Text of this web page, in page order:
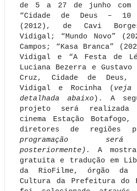
de 5 a 27 de junho com
“Cidade de Deus – 10
(2012), de Cavi
Vidigal; “Mundo Novo”
Campos; “Kasa Branca”
Vidigal e “A Festa de
Luciana Bezerra e Gustavo
Cruz, Cidade de Deus,
Vidigal e Rocinha ( veja
detalhada abaixo). A
projeto será
cinema Estação
diretores de regiões
programação
posteriormente).A
gratuita e tradução em
da RioFilme, órgão da
Cultura da Prefeitura do